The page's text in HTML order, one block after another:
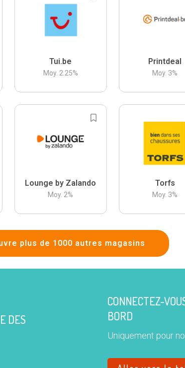
Tui.be
Moy. 2.25%
Printdeal
Moy. 3%
Lounge by Zalando
Moy. 2%
Torfs
Moy. 3%
plus de 1000 autres magasins
DES
CONNECTEZ-
BORD
Uniquement pour